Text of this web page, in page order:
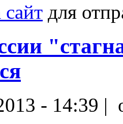
для
- 14:39 |